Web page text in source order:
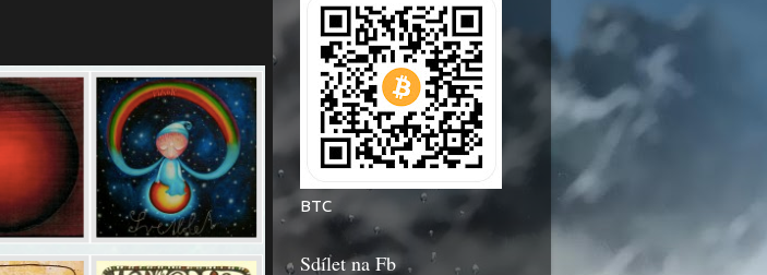
BTC
Sdílet na Fb